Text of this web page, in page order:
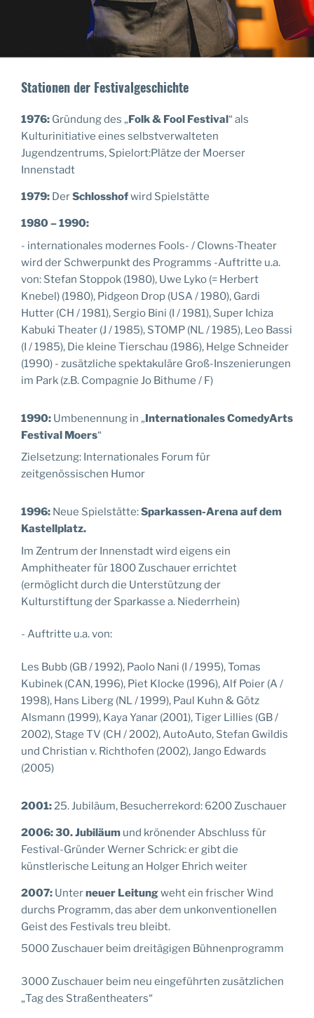
Stationen der Festivalgeschichte
1976: Gründung des „Folk & Fool Festival“ als
Kulturinitiative eines selbstverwalteten
Jugendzentrums, Spielort:Plätze der Moerser
Innenstadt
1979: DerSchlosshofwird Spielstätte
1980 – 1990:
- internationales modernes Fools- / Clowns-Theater
wird der Schwerpunkt des Programms -Auftritte u.a.
von: Stefan Stoppok (1980), Uwe Lyko (= Herbert
Knebel) (1980), Pidgeon Drop (USA / 1980), Gardi
Hutter (CH / 1981), Sergio Bini (I / 1981), Super Ichiza
Kabuki Theater (J / 1985), STOMP (NL / 1985), Leo Bassi
(I / 1985), Die kleine Tierschau (1986), Helge Schneider
(1990) - zusätzliche spektakuläre Groß-Inszenierungen
im Park (z.B. Compagnie Jo Bithume / F)
1990: Umbenennung in „Internationales ComedyArts
Festival Moers“
Zielsetzung: Internationales Forum für
zeitgenössischen Humor
1996: Neue Spielstätte:Sparkassen-Arena auf dem
Kastellplatz.
Im Zentrum der Innenstadt wird eigens ein
Amphitheater für 1800 Zuschauer errichtet
(ermöglicht durch die Unterstützung der
Kulturstiftung der Sparkasse a. Niederrhein)
- Auftritte u.a. von:
Les Bubb (GB / 1992), Paolo Nani (I / 1995), Tomas
Kubinek (CAN, 1996), Piet Klocke (1996), Alf Poier (A /
1998), Hans Liberg (NL / 1999), Paul Kuhn & Götz
Alsmann (1999), Kaya Yanar (2001), Tiger Lillies (GB /
2002), Stage TV (CH / 2002), AutoAuto, Stefan Gwildis
und Christian v. Richthofen (2002), Jango Edwards
(2005)
2001: 25. Jubiläum, Besucherrekord: 6200 Zuschauer
2006:30. Jubiläum und krönender Abschluss für
Festival-Gründer Werner Schrick: er gibt die
künstlerische Leitung an Holger Ehrich weiter
2007: Unterneuer Leitungweht ein frischer Wind
durchs Programm, das aber dem unkonventionellen
Geist des Festivals treu bleibt.
5000 Zuschauer beim dreitägigen Bühnenprogramm
3000 Zuschauer beim neu eingeführten zusätzlichen
„Tag des Straßentheaters“